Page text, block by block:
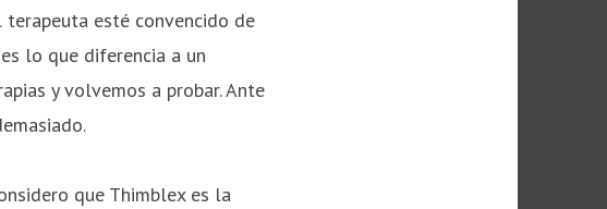
esté convencido de
lo que diferencia a un
y volvemos a probar. Ante
que Thimblex es la